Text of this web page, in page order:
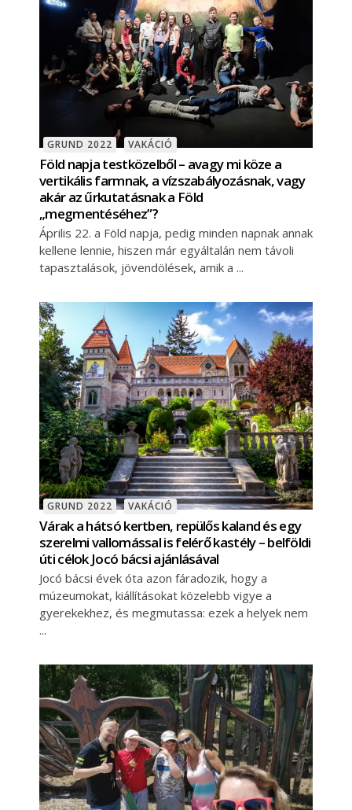
GRUND 2022 VAKÁCIÓ
Föld napja testközelből – avagy mi köze a
vertikális farmnak, a vízszabályozásnak, vagy
akár az űrkutatásnak a Föld
„megmentéséhez”?
Április 22. a Föld napja, pedig minden napnak annak
kellene lennie, hiszen már egyáltalán nem távoli
tapasztalások, jövendölések, amik a
GRUND 2022 VAKÁCIÓ
Várak a hátsó kertben, repülős kaland és egy
szerelmi vallomással is felérő kastély – belföldi
úti célok Jocó bácsi ajánlásával
Jocó bácsi évek óta azon fáradozik, hogy a
múzeumokat, kiállításokat közelebb vigye a
gyerekekhez, és megmutassa: ezek a helyek nem